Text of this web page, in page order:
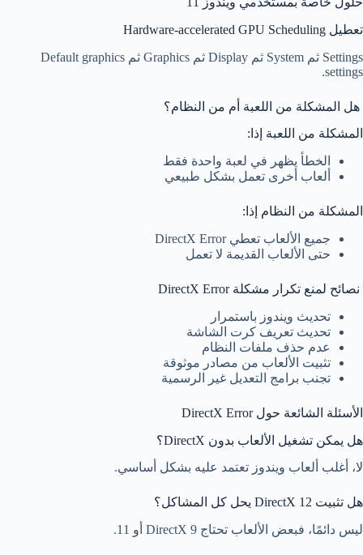
تعطيل Hardware-accelerated GPU Scheduling
Settings ثم System ثم Display ثم Graphics ثم Default graphics
settings.
هل المشكلة من اللعبة أم من النظام؟
المشكلة من اللعبة إذا:
الخطأ يظهر في لعبة واحدة فقط
ألعاب أخرى تعمل بشكل طبيعي
المشكلة من النظام إذا:
جميع الألعاب تعطي DirectX Error
حتى الألعاب القديمة لا تعمل
نصائح لمنع تكرار مشكلة DirectX Error
تحديث ويندوز باستمرار
تحديث تعريف كرت الشاشة
عدم حذف ملفات النظام
تثبيت الألعاب من مصادر موثوقة
تجنب برامج التعديل غير الرسمية
الأسئلة الشائعة حول DirectX Error
هل يمكن تشغيل الألعاب بدون DirectX؟
لا، أغلب ألعاب ويندوز تعتمد عليه بشكل أساسي.
هل تثبيت DirectX 12 يحل كل المشاكل؟
ليس دائمًا، فبعض الألعاب تحتاج DirectX 9 أو 11.